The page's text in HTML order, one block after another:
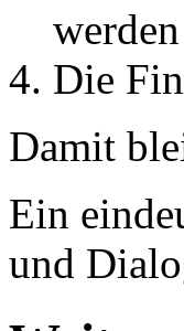
Die
Damit
Ein
und